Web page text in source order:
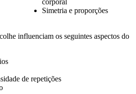
Simetria e proporções
influenciam os seguintes aspectos do
de repetições